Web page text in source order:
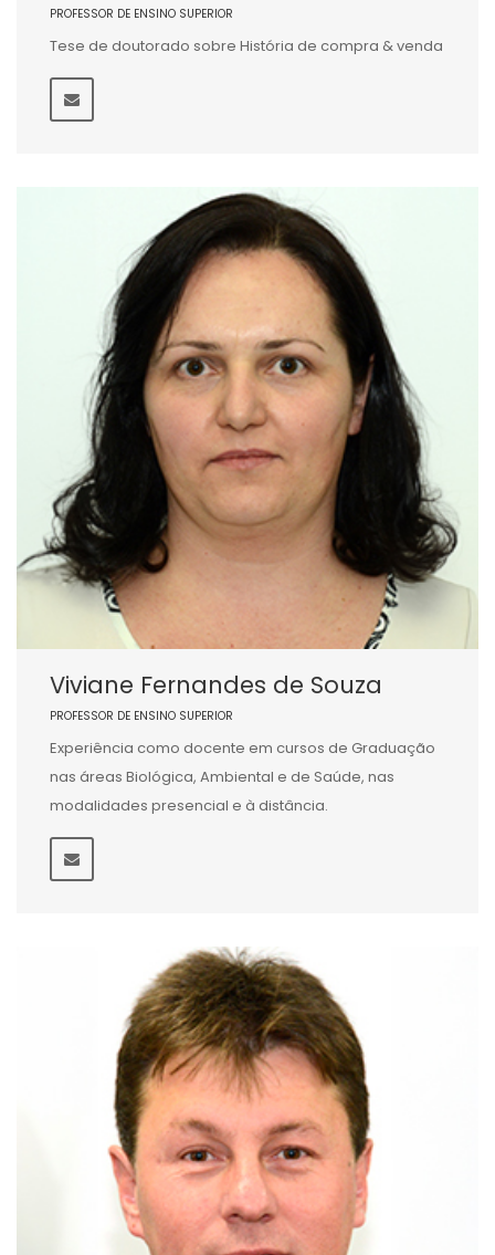
PROFESSOR DE ENSINO SUPERIOR
Tese de doutorado sobre História de compra & venda
Viviane Fernandes de Souza
PROFESSOR DE ENSINO SUPERIOR
Experiência como docente em cursos de Graduação
nas áreas Biológica, Ambiental e de Saúde, nas
modalidades presencial e à distância.